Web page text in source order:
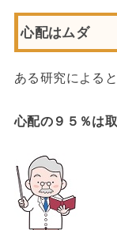
心配はムダ
ある研究による
心配の９５％は